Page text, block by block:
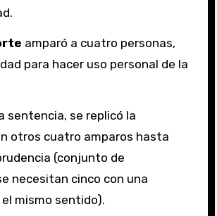
amparó a cuatro personas,
para hacer uso personal de la
sentencia, se replicó la
otros cuatro amparos hasta
(conjunto de
necesitan cinco con una
mismo sentido).